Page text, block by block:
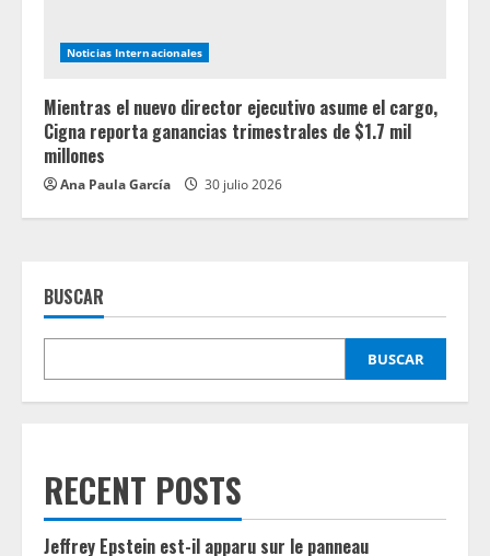
Noticias Internacionales
Mientras el nuevo director ejecutivo asume el cargo,
Cigna reporta ganancias trimestrales de $1.7 mil
millones
Ana Paula García 30 julio 2026
BUSCAR
BUSCAR
RECENT POSTS
Jeffrey Epstein est-il apparu sur le panneau